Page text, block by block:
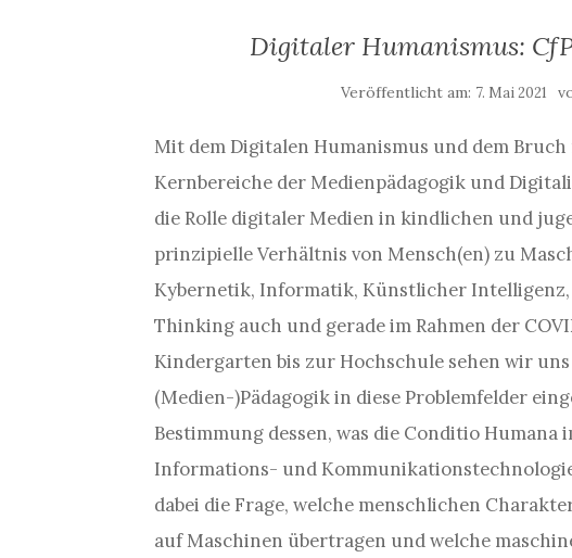
Digitaler Humanismus:
Veröffentlicht am: 7. Mai 2021
Mit dem Digitalen Humanismus und dem
Kernbereiche der Medienpädagogik und
die Rolle digitaler Medien in kindlichen und
prinzipielle Verhältnis von Mensch(en) zu
Kybernetik, Informatik, Künstlicher
Thinking auch und gerade im Rahmen der
Kindergarten bis zur Hochschule sehen wir
(Medien-)Pädagogik in diese Problemfelder
Bestimmung dessen, was die Conditio Humana
Informations- und
dabei die Frage, welche menschlichen
auf Maschinen übertragen und welche